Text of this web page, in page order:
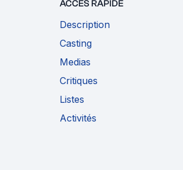
ACCÈS RAPIDE
Description
Casting
Medias
Critiques
Listes
Activités